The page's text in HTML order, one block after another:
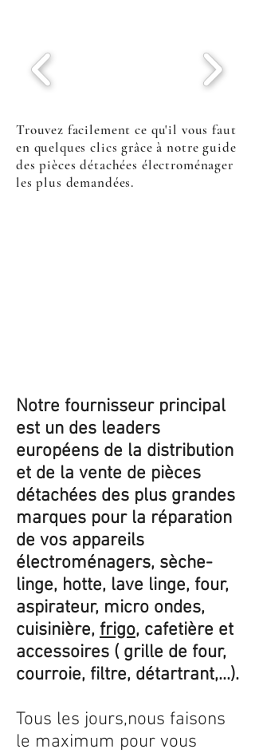
Trouvez facilement ce qu'il vous faut
en quelques clics grâce à notre guide
des pièces détachées électroménager
les plus demandées.
Notre fournisseur principal
est un des leaders
européens de la distribution
et de la vente de pièces
détachées des plus grandes
marques pour la réparation
de vos appareils
électroménagers, sèche-
linge, hotte, lave linge, four,
aspirateur, micro ondes,
cuisinière, frigo, cafetière et
accessoires ( grille de four,
courroie, filtre, détartrant,...).
Tous les jours,nous faisons
le maximum pour vous